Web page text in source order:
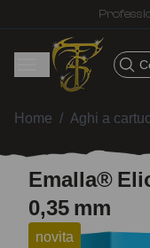
Fast shipping –
Home / Aghi a
Emalla®
0,35 mm
novita